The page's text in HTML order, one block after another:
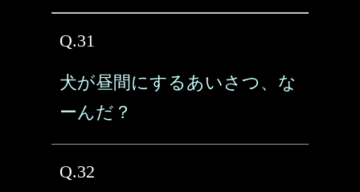
Q.31
犬が昼間にするあいさつ、な
ーんだ？
Q.32